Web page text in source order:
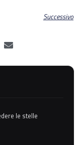
Successivo
le stelle